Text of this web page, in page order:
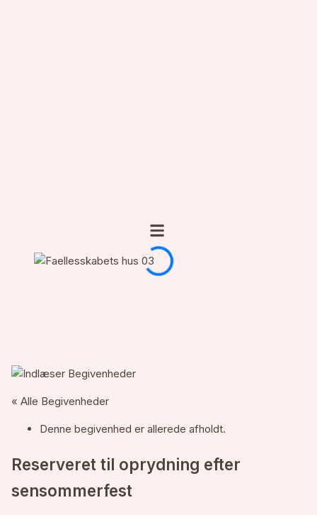
« Alle Begivenheder
Denne begivenhed er allerede afholdt.
Reserveret til oprydning efter
sensommerfest